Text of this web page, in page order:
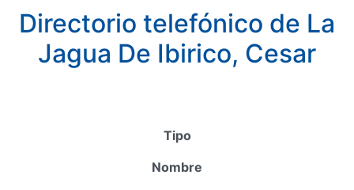
Directorio telefónico de La
Jagua De Ibirico, Cesar
Tipo
Nombre